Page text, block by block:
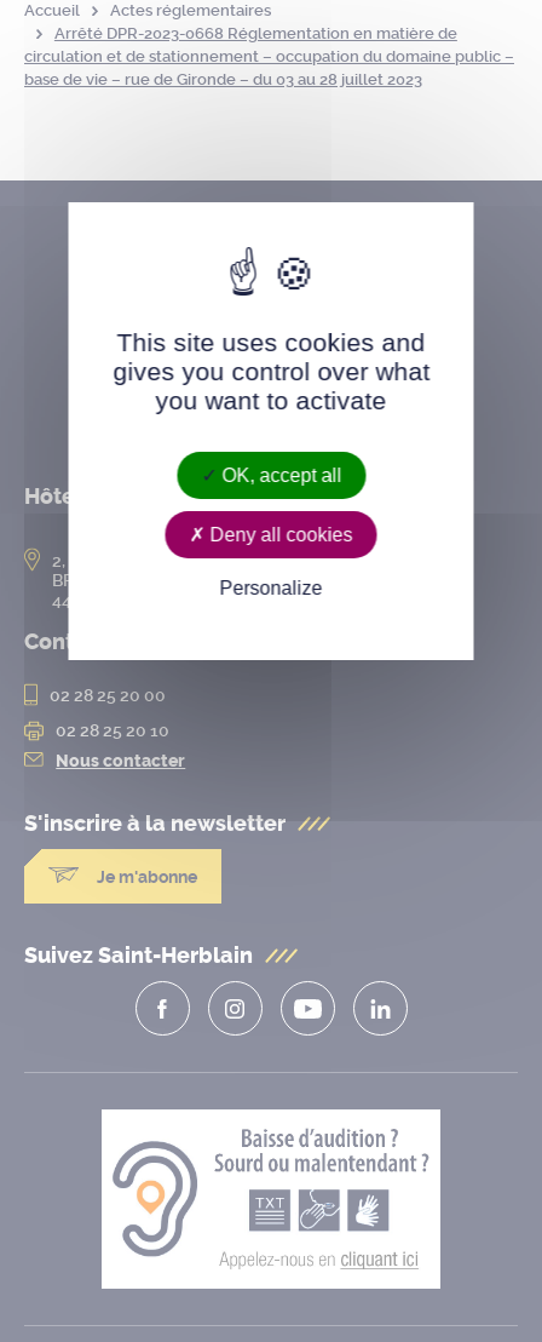
Accueil
Actes réglementaires
Arrêté DPR-2023-0668 Réglementation en matière de
circulation et de stationnement – occupation du domaine public –
base de vie – rue de Gironde – du 03 au 28 juillet 2023
Hôtel de ville
2, rue de l’Hôtel-de-Ville
BP 50167
44802 Saint-Herblain cedex
Contact
02 28 25 20 00
02 28 25 20 10
Nous contacter
S'inscrire à la newsletter
Je m'abonne
Suivez Saint-Herblain
This site uses cookies and
gives you control over what
you want to activate
OK, accept all
Deny all cookies
Personalize